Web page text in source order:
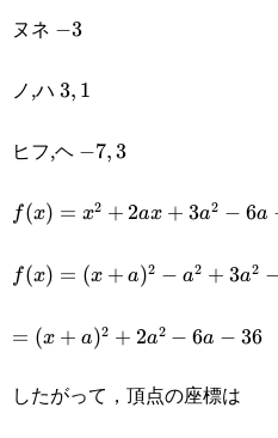
ヌネ -3
−3
ノ,ハ 3,1
3, 1
ヒフ,ヘ -7,3
−7,3
f(x)=x^2+2ax+3a^2-
f(x) = x2 + 2ax + 3a2 − 6a
f(x)=
6a-36
f(x) = (x + a)2 − a2 + 3a2
=
= (x + a)2 + 2a2 − 6a − 36
したがって，頂点の座標は